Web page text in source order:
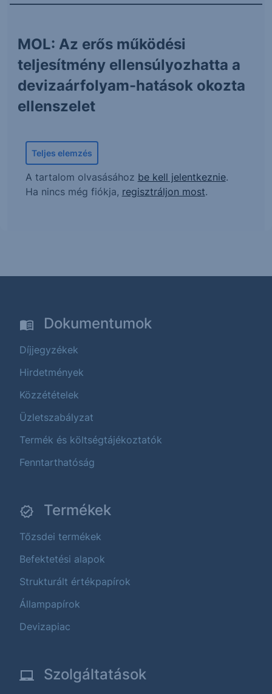
MOL: Az erős működési
teljesítmény ellensúlyozhatta a
devizaárfolyam-hatások okozta
ellenszelet
Teljes elemzés
A tartalom olvasásához be kell jelentkeznie.
Ha nincs még fiókja, regisztráljon most.
Dokumentumok
Díjjegyzékek
Hirdetmények
Közzétételek
Üzletszabályzat
Termék és költségtájékoztatók
Fenntarthatóság
Termékek
Tőzsdei termékek
Befektetési alapok
Strukturált értékpapírok
Állampapírok
Devizapiac
Szolgáltatások